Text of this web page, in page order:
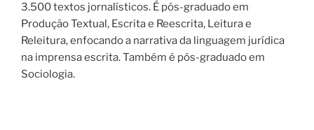
3.500 textos jornalísticos. É pós-graduado em
Produção Textual, Escrita e Reescrita, Leitura e
Releitura, enfocando a narrativa da linguagem jurídica
na imprensa escrita. Também é pós-graduado em
Sociologia.